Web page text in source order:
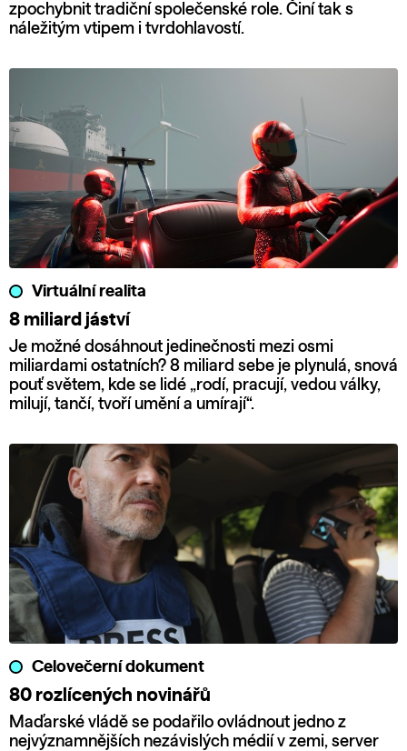
zpochybnit tradiční společenské role. Činí tak s
náležitým vtipem i tvrdohlavostí.
Virtuální realita
8 miliard jáství
Je možné dosáhnout jedinečnosti mezi osmi
miliardami ostatních? 8 miliard sebe je plynulá, snová
pouť světem, kde se lidé „rodí, pracují, vedou války,
milují, tančí, tvoří umění a umírají“.
Celovečerní dokument
80 rozlícených novinářů
Maďarské vládě se podařilo ovládnout jedno z
nejvýznamnějších nezávislých médií v zemi, server